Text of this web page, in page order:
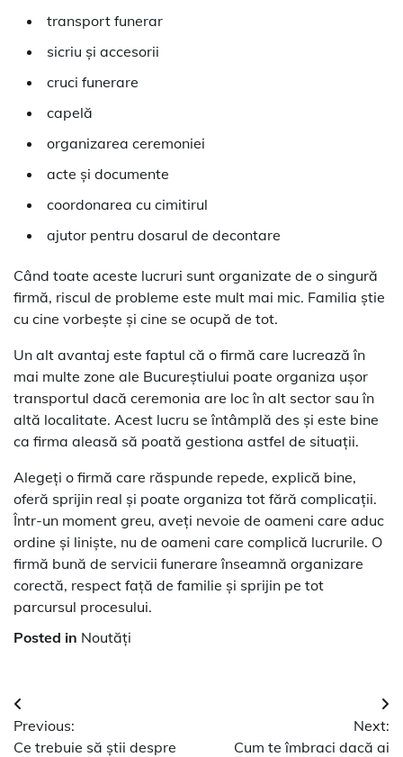
transport funerar
sicriu și accesorii
cruci funerare
capelă
organizarea ceremoniei
acte și documente
coordonarea cu cimitirul
ajutor pentru dosarul de decontare
Când toate aceste lucruri sunt organizate de o singură
firmă, riscul de probleme este mult mai mic. Familia știe
cu cine vorbește și cine se ocupă de tot.
Un alt avantaj este faptul că o firmă care lucrează în
mai multe zone ale Bucureștiului poate organiza ușor
transportul dacă ceremonia are loc în alt sector sau în
altă localitate. Acest lucru se întâmplă des și este bine
ca firma aleasă să poată gestiona astfel de situații.
Alegeți o firmă care răspunde repede, explică bine,
oferă sprijin real și poate organiza tot fără complicații.
Într-un moment greu, aveți nevoie de oameni care aduc
ordine și liniște, nu de oameni care complică lucrurile. O
firmă bună de servicii funerare înseamnă organizare
corectă, respect față de familie și sprijin pe tot
parcursul procesului.
Posted in Noutăți
Navigare
în
Previous:
Ce trebuie să știi despre
Next:
Cum te îmbraci dacă ai